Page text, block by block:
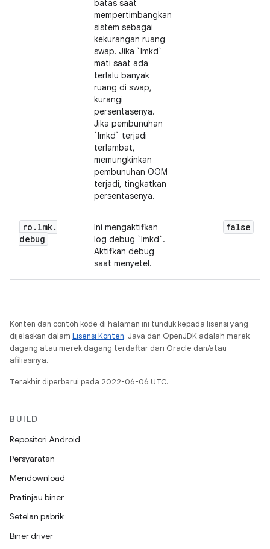
batas saat
mempertimbangkan
sistem sebagai
kekurangan ruang
swap. Jika `lmkd`
mati saat ada
terlalu banyak
ruang di swap,
kurangi
persentasenya.
Jika pembunuhan
`lmkd` terjadi
terlambat,
memungkinkan
pembunuhan OOM
terjadi, tingkatkan
persentasenya.
ro . lmk.
debug
Ini mengaktifkan
log debug `lmkd`.
Aktifkan debug
saat menyetel.
false
Konten dan contoh kode di halaman ini tunduk kepada lisensi yang
dijelaskan dalam Lisensi Konten. Java dan OpenJDK adalah merek
dagang atau merek dagang terdaftar dari Oracle dan/atau
afiliasinya.
Terakhir diperbarui pada 2022-06-06 UTC.
BUILD
Repositori Android
Persyaratan
Mendownload
Pratinjau biner
Setelan pabrik
Biner driver